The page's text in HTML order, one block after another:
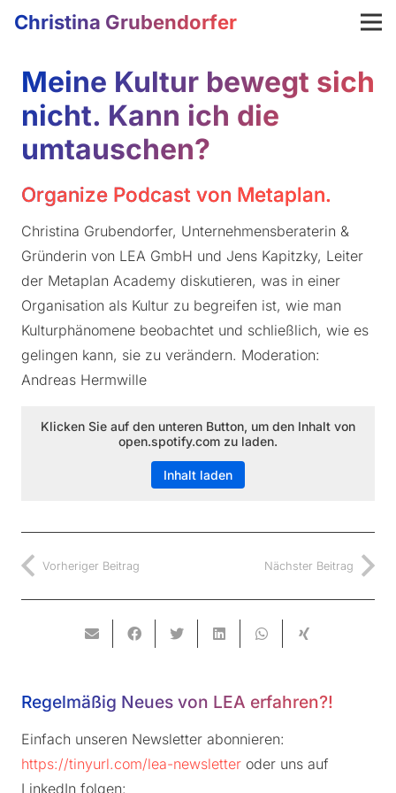
Christina Grubendorfer
Meine Kultur bewegt sich
nicht. Kann ich die
umtauschen?
Organize Podcast von Metaplan.
Christina Grubendorfer, Unternehmensberaterin &
Gründerin von LEA GmbH und Jens Kapitzky, Leiter
der Metaplan Academy diskutieren, was in einer
Organisation als Kultur zu begreifen ist, wie man
Kulturphänomene beobachtet und schließlich, wie es
gelingen kann, sie zu verändern. Moderation:
Andreas Hermwille
Klicken Sie auf den unteren Button, um den Inhalt von
open.spotify.com zu laden.
Inhalt laden
Vorheriger Beitrag Nächster Beitrag
Regelmäßig Neues von LEA erfahren?!
Einfach unseren Newsletter abonnieren:
https://tinyurl.com/lea-newsletter oder uns auf
LinkedIn folgen: